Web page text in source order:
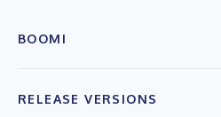
BOOMI
RELEASE VERSIONS